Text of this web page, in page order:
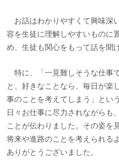
お話はわかりやすくて興味深
容を生徒に理解しやすいものに
め、生徒も関心をもって話を聞
特に、「一見難しそうな仕事
と、好きなことなら、毎日が楽
事のことを考えてしまう」とい
日々お仕事に尽力されながらも
ことが伝わりました。その姿を
将来や進路のことを考えられる
ありがとうございました。